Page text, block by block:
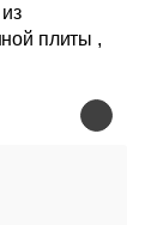
плиты ,